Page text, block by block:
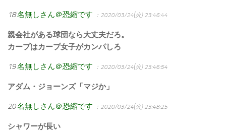
18名無しさん＠恐縮です ：2020/03/24(火) 23:46:44
親会社がある球団なら大丈夫だろ。
カープはカープ女子がカンパしろ
19名無しさん＠恐縮です ：2020/03/24(火) 23:46:54
アダム・ジョーンズ「マジか」
20名無しさん＠恐縮です ：2020/03/24(火) 23:48:25
シャワーが長い